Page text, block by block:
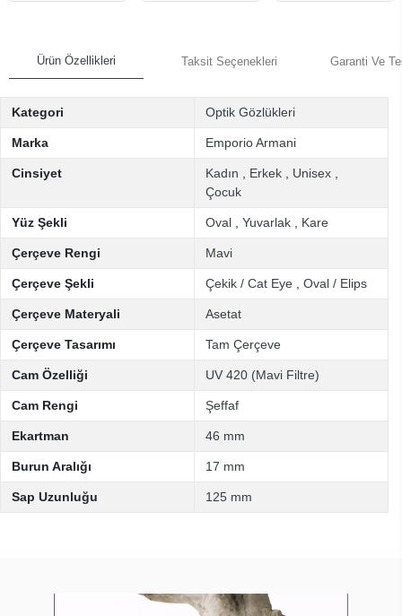
Ürün Özellikleri Taksit Seçenekleri Garanti Ve
Kategori Optik Gözlükleri
Marka Emporio Armani
Cinsiyet Kadın Erkek Unisex
Çocuk
Yüz Şekli Oval Yuvarlak Kare
Çerçeve Rengi Mavi
Çerçeve Şekli Çekik / Cat Eye Oval / Elips
Çerçeve Materyali Asetat
Çerçeve Tasarımı Tam Çerçeve
Cam Özelliği UV 420 (Mavi Filtre)
Cam Rengi Şeffaf
Ekartman 46 mm
Burun Aralığı 17 mm
Sap Uzunluğu 125 mm